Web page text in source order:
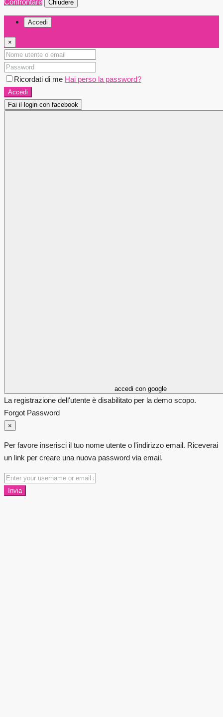
Confrontare Chiudere
Accedi
×
Ricordati di me Hai perso la password?
Accedi
Fai il login con facebook
accedi con google
La registrazione dell'utente è disabilitato per la demo scopo.
Forgot Password
×
Per favore inserisci il tuo nome utente o l'indirizzo email. Riceverai
un link per creare una nuova password via email.
Invia